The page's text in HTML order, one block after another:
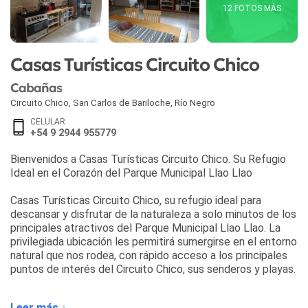
12 FOTOS MÁS
Casas Turísticas Circuito Chico
Cabañas
Circuito Chico San Carlos de Bariloche Río Negro
CELULAR
+54 9 2944 955779
Bienvenidos a Casas Turísticas Circuito Chico. Su Refugio
Ideal en el Corazón del Parque Municipal Llao Llao
Casas Turísticas Circuito Chico, su refugio ideal para
descansar y disfrutar de la naturaleza a solo minutos de los
principales atractivos del Parque Municipal Llao Llao. La
privilegiada ubicación les permitirá sumergirse en el entorno
natural que nos rodea, con rápido acceso a los principales
puntos de interés del Circuito Chico, sus senderos y playas.